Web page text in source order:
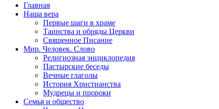
Главная
Наша вера
Первые шаги в храме
Таинства и обряды Церкви
Священное Писание
Мир. Человек. Слово
Религиозная энциклопедия
Пастырские беседы
Вечные глаголы
История Христианства
Мудрецы и пророки
Семья и общество